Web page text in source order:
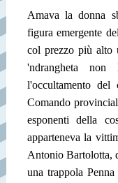
Amava la donna
figura emergente
col prezzo più alto
'ndrangheta
l'occultamento
Comando
esponenti della
apparteneva la
Antonio Bartolotta,
una trappola